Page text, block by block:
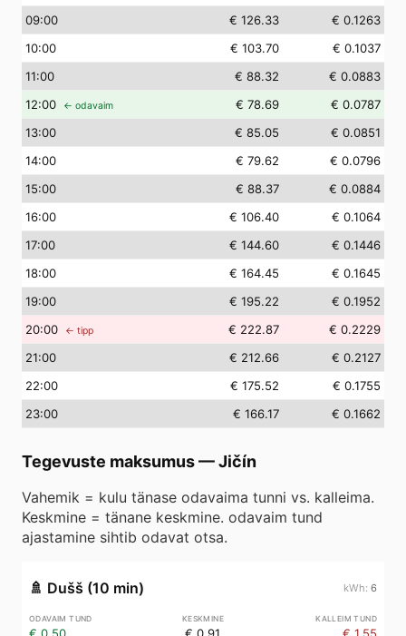
09:00 € 126.33
€ 0.1263
10:00 € 103.70
€ 0.1037
11:00 € 88.32
€ 0.0883
12:00 ← odavaim € 78.69
€ 0.0787
13:00 € 85.05
€ 0.0851
14:00 € 79.62
€ 0.0796
15:00 € 88.37
€ 0.0884
16:00 € 106.40
€ 0.1064
17:00 € 144.60
€ 0.1446
18:00 € 164.45
€ 0.1645
19:00 € 195.22
€ 0.1952
20:00 ← tipp € 222.87
€ 0.2229
21:00 € 212.66
€ 0.2127
22:00 € 175.52
€ 0.1755
23:00 € 166.17 € 0.1662
Tegevuste maksumus—Jičín
Vahemik = kulu tänase odavaima tunni vs. kalleima.
Keskmine = tänane keskmine. odavaim tund
ajastamine sihtib odavat otsa.
🚿 Dušš (10 min) 6